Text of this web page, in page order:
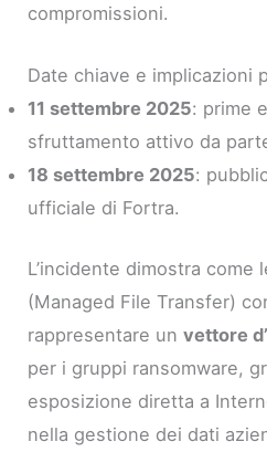
compromissioni.
Date chiave e implicazioni
11 settembre 2025: prime
sfruttamento attivo da
18 settembre 2025:
ufficiale di Fortra.
L’incidente dimostra come
(Managed File Transfer)
rappresentare unvettore
per i gruppi ransomware,
esposizione diretta a
nella gestione dei dati